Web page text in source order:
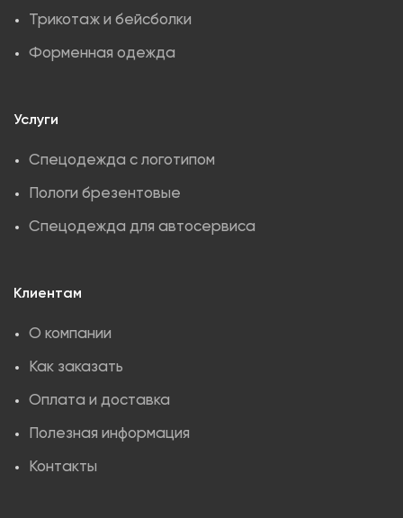
Трикотаж и бейсболки
Форменная одежда
Услуги
Спецодежда с логотипом
Пологи брезентовые
Спецодежда для автосервиса
Клиентам
О компании
Как заказать
Оплата и доставка
Полезная информация
Контакты